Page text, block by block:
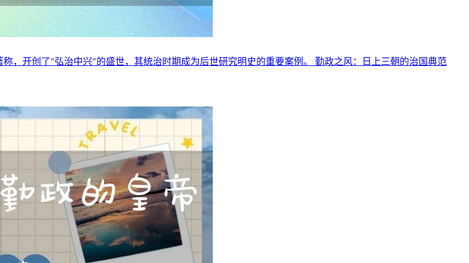
，开创了"弘治中兴"的盛世，其统治时期成为后世研究明史的重要案例。 勤政之风：日上三朝的治国典范